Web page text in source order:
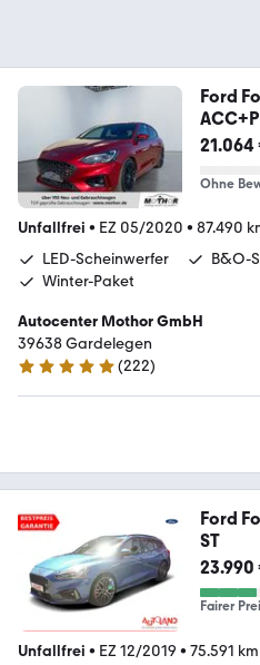
Ford
21.064
Ohne
Unfallfrei • EZ 05/2020 • 87.490
LED-Scheinwerfer
B&O-
Winter-Paket
Autocenter Mothor GmbH
39638 Gardelegen
4.8 Sterne
(222)
Ford
ST
23.990
Fairer
Unfallfrei • EZ 12/2019 • 75.591 km